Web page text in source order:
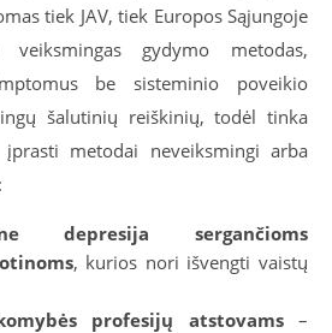
tiek JAV, tiek Europos Sąjungoje
gydymo metodas,
be sisteminio poveikio
šalutinių reiškinių, todėl tinka
metodai neveiksmingi arba
depresija sergančioms
, kurios nori išvengti vaistų
profesijų atstovams–